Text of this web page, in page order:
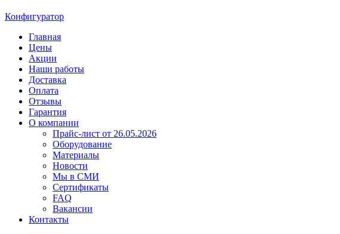
Конфигуратор
Главная
Цены
Акции
Наши работы
Доставка
Оплата
Отзывы
Гарантия
О компании
Прайс-лист от 26.05.2026
Оборудование
Материалы
Новости
Мы в СМИ
Сертификаты
FAQ
Вакансии
Контакты